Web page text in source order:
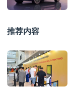
推荐内容